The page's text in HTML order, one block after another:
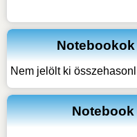
Nem jelölt ki
Notebook